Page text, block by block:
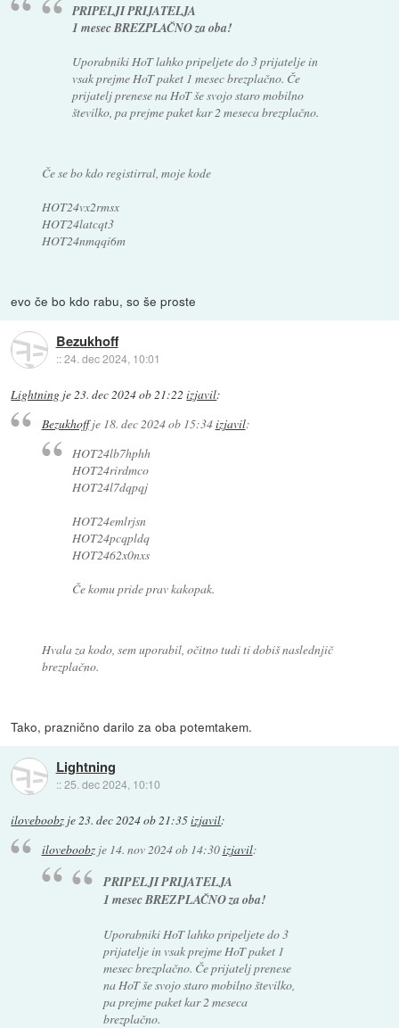
PRIPELJI PRIJATELJA
1 mesec BREZPLAČNO za oba!
Uporabniki HoT lahko pripeljete do 3 prijatelje in
vsak prejme HoT paket 1 mesec brezplačno. Če
prijatelj prenese na HoT še svojo staro mobilno
številko, pa prejme paket kar 2 meseca brezplačno.
Če se bo kdo registirral, moje kode
HOT24vx2rmsx
HOT24latcqt3
HOT24nmqqi6m
evo če bo kdo rabu, so še proste
Bezukhoff
::24. dec 2024, 10:01
Lightning je23. dec 2024 ob 21:22 izjavil:
Bezukhoffje 18. dec 2024 ob 15:34izjavil:
HOT24lb7hphh
HOT24rirdmco
HOT24l7dqpqj
HOT24emlrjsn
HOT24pcqpldq
HOT2462x0nxs
Če komu pride prav kakopak.
Hvala za kodo, sem uporabil, očitno tudi ti dobiš naslednjič
brezplačno.
Tako, praznično darilo za oba potemtakem.
Lightning
::25. dec 2024, 10:10
iloveboobz je23. dec 2024 ob 21:35izjavil:
iloveboobzje 14. nov 2024 ob 14:30izjavil:
PRIPELJI PRIJATELJA
1 mesec BREZPLAČNO za oba!
Uporabniki HoT lahko pripeljete do 3
prijatelje in vsak prejme HoT paket 1
mesec brezplačno. Če prijatelj prenese
na HoT še svojo staro mobilno številko,
pa prejme paket kar 2 meseca
brezplačno.